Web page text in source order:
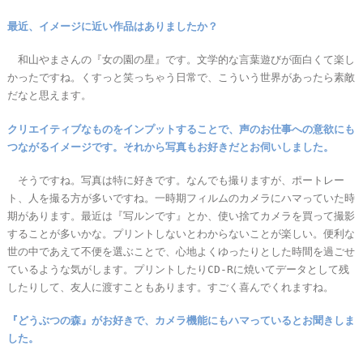
最近、イメージに近い作品はありましたか？
和山やまさんの『女の園の星』です。文学的な言葉遊びが面白くて楽し
かったですね。くすっと笑っちゃう日常で、こういう世界があったら素敵
だなと思えます。
クリエイティブなものをインプットすることで、声のお仕事への意欲にも
つながるイメージです。それから写真もお好きだとお伺いしました。
そうですね。写真は特に好きです。なんでも撮りますが、ポートレー
ト、人を撮る方が多いですね。一時期フィルムのカメラにハマっていた時
期があります。最近は『写ルンです』とか、使い捨てカメラを買って撮影
することが多いかな。プリントしないとわからないことが楽しい。便利な
世の中であえて不便を選ぶことで、心地よくゆったりとした時間を過ごせ
ているような気がします。プリントしたりCD-Rに焼いてデータとして残
したりして、友人に渡すこともあります。すごく喜んでくれますね。
『どうぶつの森』がお好きで、カメラ機能にもハマっているとお聞きしま
した。